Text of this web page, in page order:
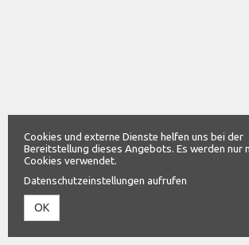
Cookies und externe Dienste helfen uns bei der
Bereitstellung dieses Angebots. Es werden nur
Cookies verwendet.
Datenschutzeinstellungen aufrufen
OK